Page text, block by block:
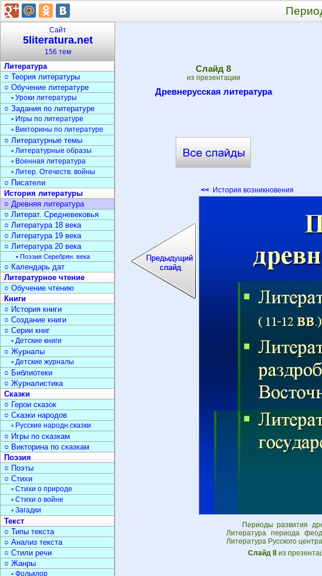
Cлайд 8
из презентации
Древнерусская литература
<< История возникновения
Периоды развития
Литература периода
Литература Русского
Слайд 8из
Сайт
5literatura.net
156 тем
Литература
○ Теория литературы
○ Обучение литературе
▫ Уроки литературы
○ Задания по литературе
▫ Игры по литературе
▫ Викторины по литературе
○ Литературные темы
▫ Литературные образы
▫ Военная литература
▫ Литер. Отечеств. войны
○ Писатели
История литературы
○ Древняя литература
○ Литерат. Средневековья
○ Литература 18 века
○ Литература 19 века
○ Литература 20 века
• Поэзия Серебрян. века
○ Календарь дат
Литературное чтение
○ Обучение чтению
Книги
○ История книги
○ Создание книги
○ Серии книг
▫ Детские книги
○ Журналы
▫ Детские журналы
○ Библиотеки
○ Журналистика
Сказки
○ Герои сказок
○ Сказки народов
▫ Русские народн.сказки
○ Игры по сказкам
○ Викторина по сказкам
Поэзия
○ Поэты
○ Стихи
▫ Стихи о природе
▫ Стихи о войне
▫ Загадки
Текст
○ Типы текста
○ Анализ текста
○ Стили речи
○ Жанры
▫ Фольклор